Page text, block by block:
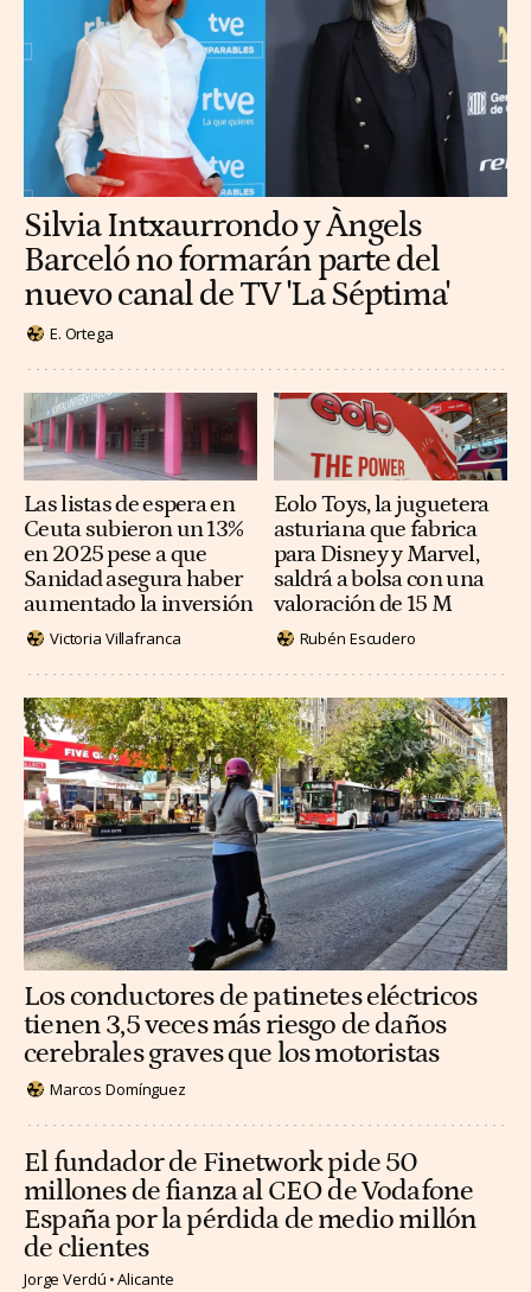
Silvia Intxaurrondo y Àngels
Barceló no formarán parte del
nuevo canal de TV 'La Séptima'
E. Ortega
Las listas de espera en
Ceuta subieron un 13%
en 2025 pese a que
Sanidad asegura haber
aumentado la inversión
Victoria Villafranca
Eolo Toys, la juguetera
asturiana que fabrica
para Disney y Marvel,
saldrá a bolsa con una
valoración de 15 M
Rubén Escudero
Los conductores de patinetes eléctricos
tienen 3,5 veces más riesgo de daños
cerebrales graves que los motoristas
Marcos Domínguez
El fundador de Finetwork pide 50
millones de fianza al CEO de Vodafone
España por la pérdida de medio millón
de clientes
Jorge Verdú Alicante